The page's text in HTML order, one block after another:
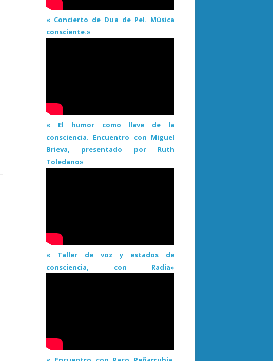
« Concierto de Dua de Pel. Música
consciente.»
« El humor como llave de la
consciencia. Encuentro con Miguel
Brieva, presentado por Ruth
Toledano»
« Taller de voz y estados de
consciencia, con Radia»